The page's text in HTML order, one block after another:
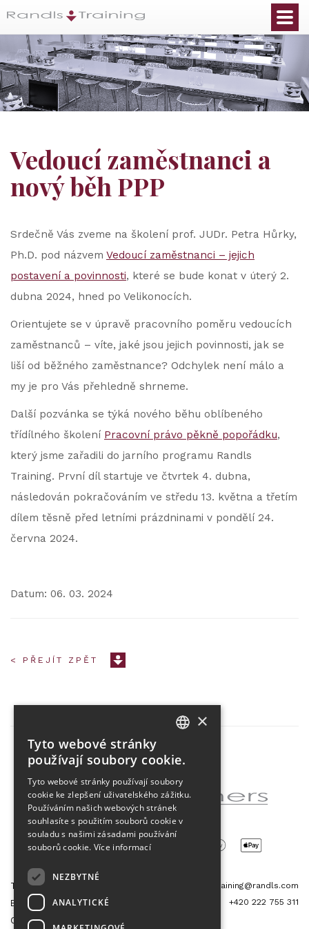
Vedoucí zaměstnanci a
nový běh PPP
Srdečně Vás zveme na školení prof. JUDr. Petra Hůrky,
Ph.D. pod názvem Vedoucí zaměstnanci – jejich
postavení a povinnosti, které se bude konat v úterý 2.
dubna 2024, hned po Velikonocích.
Orientujete se v úpravě pracovního poměru vedoucích
zaměstnanců – víte, jaké jsou jejich povinnosti, jak se
liší od běžného zaměstnance? Odchylek není málo a
my je pro Vás přehledně shrneme.
Další pozvánka se týká nového běhu oblíbeného
třídílného školení Pracovní právo pěkně popořádku,
který jsme zařadili do jarního programu Randls
Training. První díl startuje ve čtvrtek 4. dubna,
následován pokračováním ve středu 13. května a třetím
dílem těsně před letními prázdninami v pondělí 24.
června 2024.
Datum: 06. 03. 2024
< PŘEJÍT ZPĚT
Partner projektu
Tetris Office Building
Budějovická 1550/15a
CZ 140 00, Praha 4
training@randls.com
+420 222 755 311
×
Tyto webové stránky
používají soubory cookie.
Tyto webové stránky používají soubory
cookie ke zlepšení uživatelského zážitku.
Používáním našich webových stránek
souhlasíte s použitím souborů cookie v
souladu s našimi zásadami používání
souborů cookie. Více informací
NEZBYTNÉ
ANALYTICKÉ